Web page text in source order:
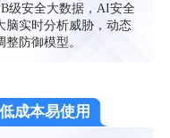
级安全大数据，AI安全
脑实时分析威胁，动态
整防御模型。
低成本易使用